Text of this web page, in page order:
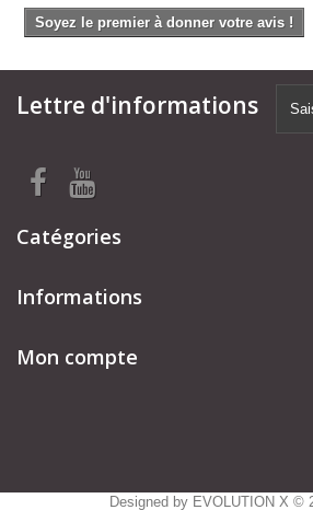
Soyez le premier à donner votre avis !
Lettre d'informations
Catégories
Informations
Mon compte
Designed by EVOLUTION X ©